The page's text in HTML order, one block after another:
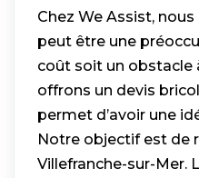
Chez We Assist,
peut être une
coût soit un obstacle
offrons un devis
permet d’avoir une
Notre objectif est de
Villefranche-sur-Mer.